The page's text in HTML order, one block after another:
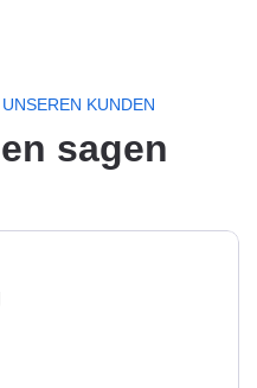
KUNDEN
sagen